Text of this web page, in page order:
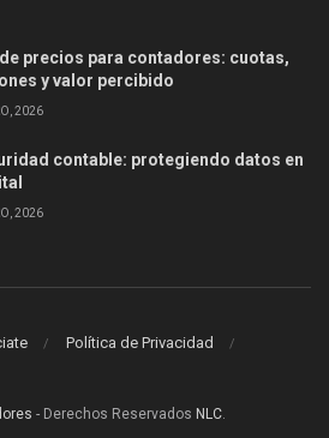
precios para contadores: cuotas,
y valor percibido
2026
contable: protegiendo datos en
2026
Política de Privacidad
- Derechos Reservados NLC